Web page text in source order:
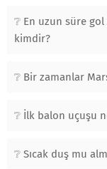
En uzun süre
kimdir?
Bir zamanlar
İlk balon uçuşu
Sıcak duş mu